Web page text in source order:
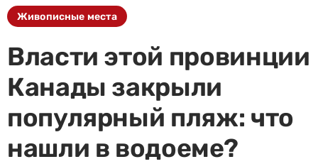
Живописные места
Власти этой провинции
Канады закрыли
популярный пляж: что
нашли в водоеме?